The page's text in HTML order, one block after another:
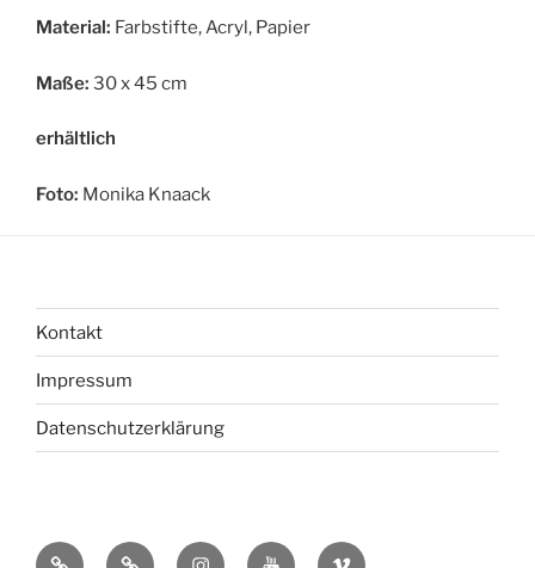
Material: Farbstifte, Acryl, Papier
Maße: 30 x 45 cm
erhältlich
Foto: Monika Knaack
Kontakt
Impressum
Datenschutzerklärung
bsky MastadonInstagramYou Vimeo